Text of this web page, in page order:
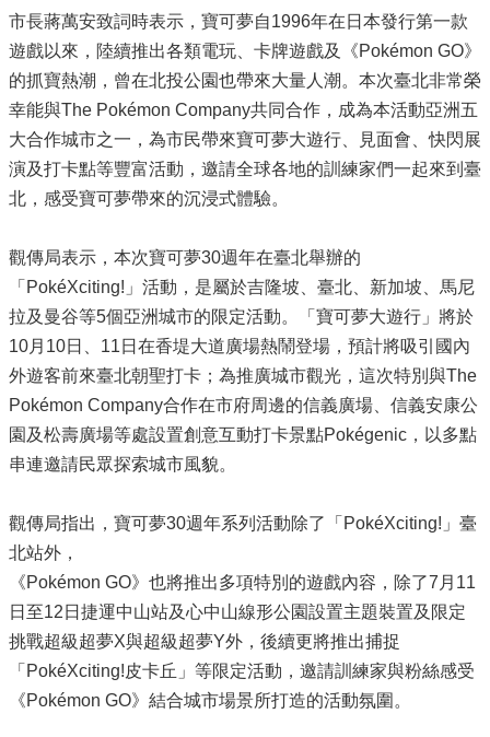
市長蔣萬安致詞時表示，寶可夢自1996年在日本發行第一款
遊戲以來，陸續推出各類電玩、卡牌遊戲及《Pokémon GO》
的抓寶熱潮，曾在北投公園也帶來大量人潮。本次臺北非常榮
幸能與The Pokémon Company共同合作，成為本活動亞洲五
大合作城市之一，為市民帶來寶可夢大遊行、見面會、快閃展
演及打卡點等豐富活動，邀請全球各地的訓練家們一起來到臺
北，感受寶可夢帶來的沉浸式體驗。
觀傳局表示，本次寶可夢30週年在臺北舉辦的
「PokéXciting!」活動，是屬於吉隆坡、臺北、新加坡、馬尼
拉及曼谷等5個亞洲城市的限定活動。「寶可夢大遊行」將於
10月10日、11日在香堤大道廣場熱鬧登場，預計將吸引國內
外遊客前來臺北朝聖打卡；為推廣城市觀光，這次特別與The
Pokémon Company合作在市府周邊的信義廣場、信義安康公
園及松壽廣場等處設置創意互動打卡景點Pokégenic，以多點
串連邀請民眾探索城市風貌。
觀傳局指出，寶可夢30週年系列活動除了「PokéXciting!」臺
北站外，
《Pokémon GO》也將推出多項特別的遊戲內容，除了7月11
日至12日捷運中山站及心中山線形公園設置主題裝置及限定
挑戰超級超夢X與超級超夢Y外，後續更將推出捕捉
「PokéXciting!皮卡丘」等限定活動，邀請訓練家與粉絲感受
《Pokémon GO》結合城市場景所打造的活動氛圍。